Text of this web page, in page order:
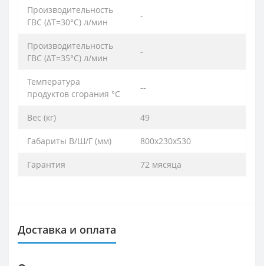
Производительность
ГВС (ΔT=30°C) л/мин
-
Производительность
ГВС (ΔT=35°C) л/мин
-
Температура
продуктов сгорания °C
--
Вес (кг) 49
Габариты В/Ш/Г (мм) 800х230х530
Гарантия 72 мясяца
Доставка и оплата